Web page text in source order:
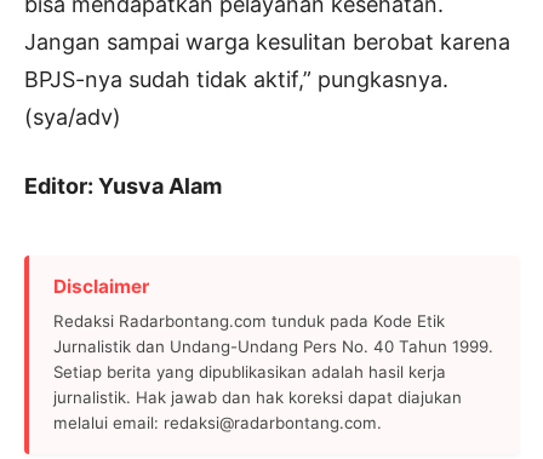
Jangan sampai warga kesulitan berobat karena
BPJS-nya sudah tidak aktif,” pungkasnya.
(sya/adv)
Editor: Yusva Alam
Disclaimer
Redaksi Radarbontang.com tunduk pada Kode Etik
Jurnalistik dan Undang-Undang Pers No. 40 Tahun 1999.
Setiap berita yang dipublikasikan adalah hasil kerja
jurnalistik. Hak jawab dan hak koreksi dapat diajukan
melalui email: redaksi@radarbontang.com.